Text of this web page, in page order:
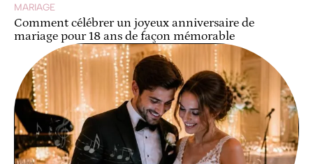
MARIAGE
Comment célébrer un joyeux anniversaire de
mariage pour 18 ans de façon mémorable